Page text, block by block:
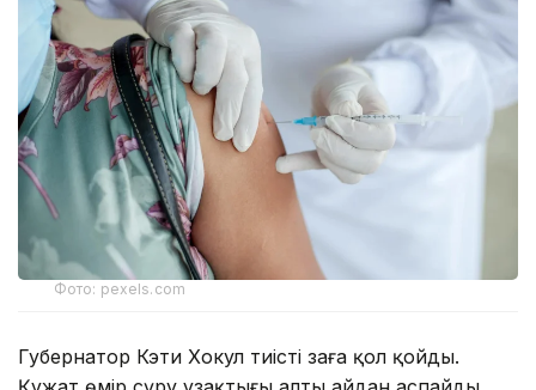
Фото: pexels.com
Губернатор Кэти Хокул тиісті заңға қол қойды.